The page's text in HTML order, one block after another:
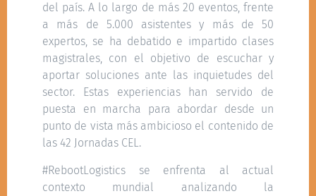
del país. A lo largo de más 20 eventos, frente
a más de 5.000 asistentes y más de 50
expertos, se ha debatido e impartido clases
magistrales, con el objetivo de escuchar y
aportar soluciones ante las inquietudes del
sector. Estas experiencias han servido de
puesta en marcha para abordar desde un
punto de vista más ambicioso el contenido de
las 42 Jornadas CEL.
#RebootLogistics se enfrenta al actual
contexto mundial analizando la